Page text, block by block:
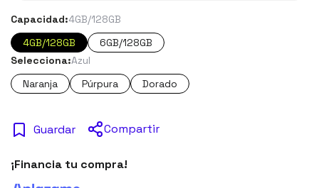
Capacidad:4GB/128GB
4GB/128GB
6GB/128GB
Selecciona:Azul
Naranja
Púrpura Dorado
Guardar Compartir
¡Financia tu compra!